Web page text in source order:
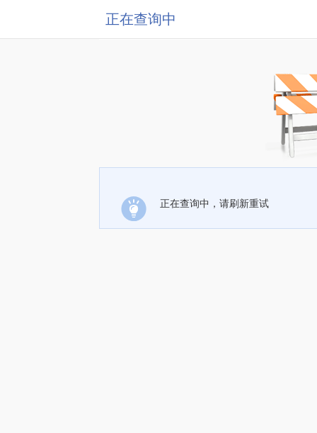
正在查询中
正在查询中，请刷新重试